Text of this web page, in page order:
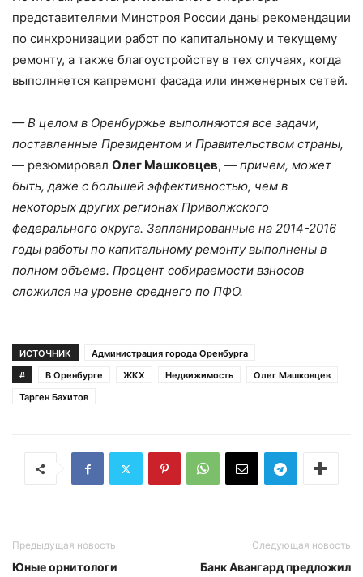
представителями Минстроя России даны рекомендации
по синхронизации работ по капитальному и текущему
ремонту, а также благоустройству в тех случаях, когда
выполняется капремонт фасада или инженерных сетей.
— В целом в Оренбуржье выполняются все задачи,
поставленные Президентом и Правительством страны,
— резюмировал Олег Машковцев, — причем, может
быть, даже с большей эффективностью, чем в
некоторых других регионах Приволжского
федерального округа. Запланированные на 2014-2016
годы работы по капитальному ремонту выполнены в
полном объеме. Процент собираемости взносов
сложился на уровне среднего по ПФО.
ИСТОЧНИК
Администрация города Оренбурга
#
В Оренбурге ЖКХ Недвижимость
Олег Машковцев
Тарген Бахитов
Предыдущая новость
Юные орнитологи
Следующая новость
Банк Авангард предложил